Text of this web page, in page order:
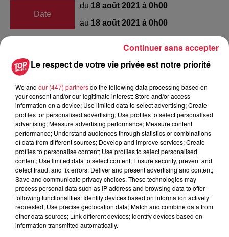
Date
du 18 août 2021 à 0h00
au 18 août 2021 à 0h00
Lieu
Parc Eugène Imbs - STRASBOURG
Organisateur
Lauréline Marotte
0368987288
laureline.marotte@strasbourg.eu
Tarif Gratuit
Le respect de votre vie privée est notre priorité
We and our (447) partnersdo the following data processing based on
your consent and/or our legitimate interest: Store and/or access
information on a device; Use limited data to select advertising; Create
profiles for personalised advertising; Use profiles to select personalised
advertising; Measure advertising performance; Measure content
performance; Understand audiences through statistics or combinations
of data from different sources; Develop and improve services; Create
profiles to personalise content; Use profiles to select personalised
content; Use limited data to select content; Ensure security, prevent and
detect fraud, and fix errors; Deliver and present advertising and content;
Save and communicate privacy choices. These technologies may
process personal data such as IP address and browsing data to offer
following functionalities: Identify devices based on information actively
requested; Use precise geolocation data; Match and combine data from
other data sources; Link different devices; Identify devices based on
information transmitted automatically.
Continuer sans accepter